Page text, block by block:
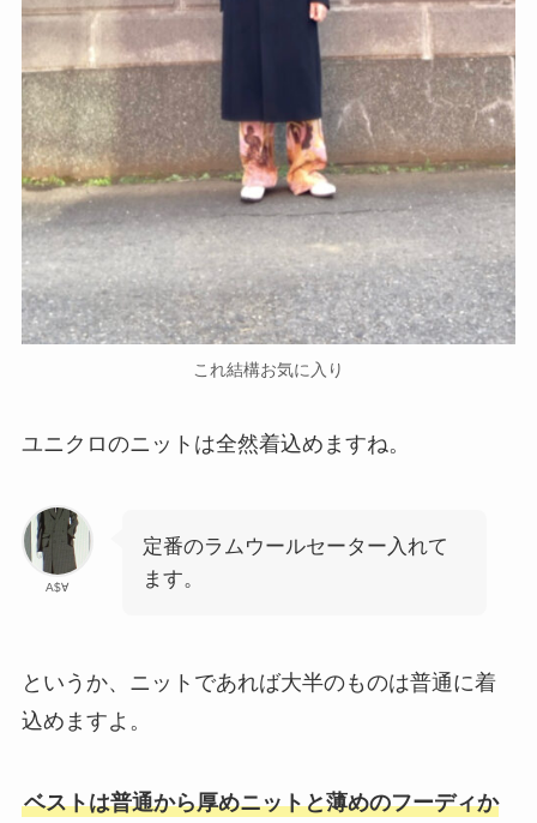
これ結構お気に入り
ユニクロのニットは全然着込めますね。
A$∀
定番のラムウールセーター入れて
ます。
というか、ニットであれば大半のものは普通に着
込めますよ。
ベストは普通から厚めニットと薄めのフーディか